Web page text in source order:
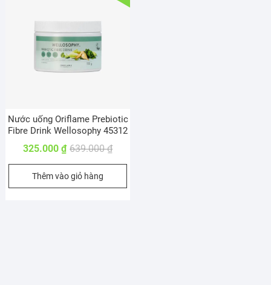
Nước uống Oriflame Prebiotic
Fibre Drink Wellosophy 45312
639.000₫Giá
gốc
639.000 ₫.
325.000₫
Giá
hiện
là:
Thêm vào giỏ hàng